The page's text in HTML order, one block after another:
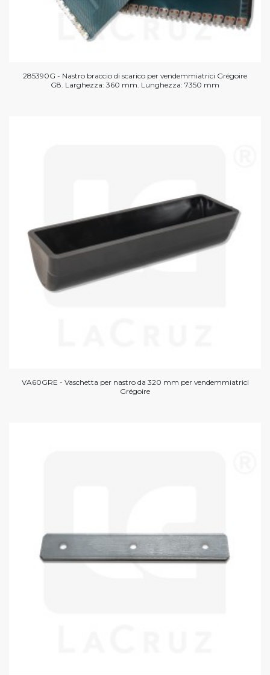
285390G - Nastro braccio di scarico per vendemmiatrici Grégoire
G8. Larghezza: 360 mm. Lunghezza: 7350 mm
VA60GRE - Vaschetta per nastro da 320 mm per vendemmiatrici
Grégoire